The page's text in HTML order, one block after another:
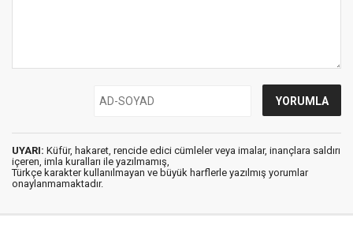
UYARI: Küfür, hakaret, rencide edici cümleler veya imalar, inançlara saldırı
içeren, imla kuralları ile yazılmamış,
Türkçe karakter kullanılmayan ve büyük harflerle yazılmış yorumlar
onaylanmamaktadır.